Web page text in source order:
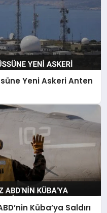
Yeni Askeri Anten
Küba’ya Saldırı